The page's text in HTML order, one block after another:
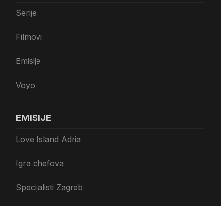
Serije
Filmovi
Emisije
Voyo
EMISIJE
Love Island Adria
Igra chefova
Specijalisti Zagreb